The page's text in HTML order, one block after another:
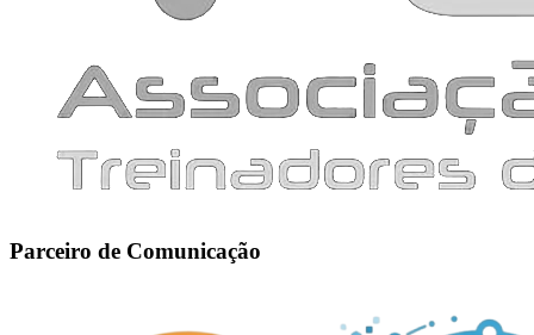
Parceiro de Comunicação